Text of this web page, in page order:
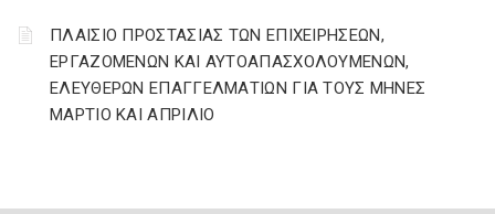
ΠΛΑΙΣΙΟ ΠΡΟΣΤΑΣΙΑΣ ΤΩΝ ΕΠΙΧΕΙΡΗΣΕΩΝ,
ΕΡΓΑΖΟΜΕΝΩΝ ΚΑΙ ΑΥΤΟΑΠΑΣΧΟΛΟΥΜΕΝΩΝ,
ΕΛΕΥΘΕΡΩΝ ΕΠΑΓΓΕΛΜΑΤΙΩΝ ΓΙΑ ΤΟΥΣ ΜΗΝΕΣ
ΜΑΡΤΙΟ ΚΑΙ ΑΠΡΙΛΙΟ